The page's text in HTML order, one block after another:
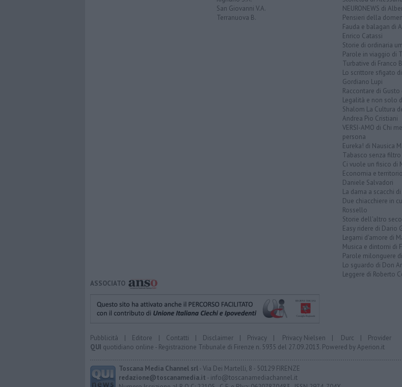
San Giovanni V.A.
Terranuova B.
NEURONEWS di
Pensieri della
Fauda e balagan di
Enrico Catassi
Storie di ordinaria
Parole in viaggio di
Turbative di Franco
Lo scrittore sfigato
Gordiano Lupi
Raccontare di Gusto
Legalità e non solo
Shalom La Cultura
Andrea Pio Cristiani
VERSI-AMO di Chi
persona
Eureka! di Nausica
Tabasco senza
Ci vuole un fisico di
Economia e
Daniele Salvadori
La dama a scacchi
Due chiacchiere in
Rossello
Storie dell'altro
Easy ridere di Dario
Legami d'amore di
Musica e dintorni di
Parole milonguere
Lo sguardo di Don
Leggere di Roberto
ASSOCIATO
Pubblicità | Editore | Contatti | Disclaimer | Privacy | Privacy Nielsen | Durc | Provider
QUI quotidiano online - Registrazione Tribunale di Firenze n. 5935 del 27.09.2013. Powered byAperion.it
Toscana Media Channel srl- Via Dei Martelli, 8 - 50129 FIRENZE
redazione@toscanamedia.it - info@toscanamediachannel.it